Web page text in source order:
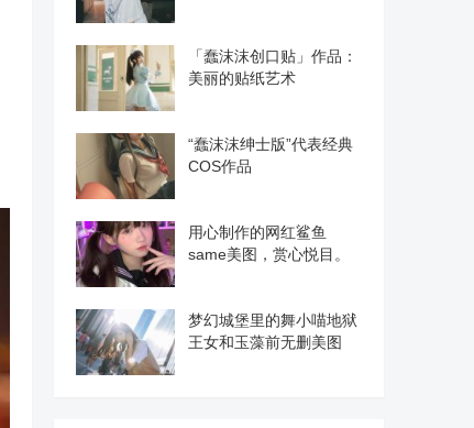
「蠢沫沫创口贴」作品：
美丽的贴纸艺术
“蠢沫沫绅士版”代表经典
COS作品
用心制作的网红鲨鱼
same美图，赏心悦目。
梦幻城堡里的舞小喵地狱
王女和玉藻前无删美图